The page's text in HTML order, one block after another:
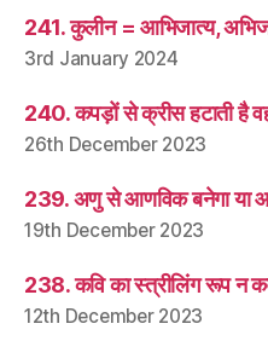
241. कुलीन = आभिजात्य,
3rd January 2024
240. कपड़ों से क्रीस हटाती है
26th December 2023
239. अणु से आणविक बनेगा या
19th December 2023
238. कवि का स्त्रीलिंग रूप न
12th December 2023